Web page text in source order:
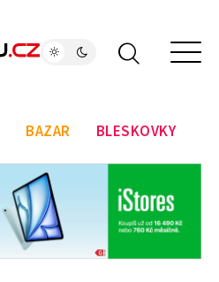
BAZAR BLESKOVKY